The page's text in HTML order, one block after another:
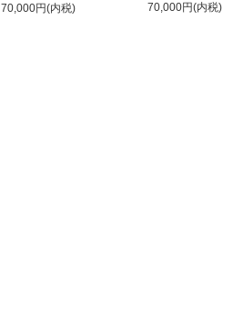
70,000円(内税)
70,000円(内税)